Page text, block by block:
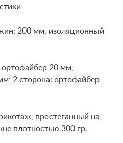
200 мм, изоляционный
20 мм,
2 сторона: ортофайбер
простеганный на
плотностью 300 гр.